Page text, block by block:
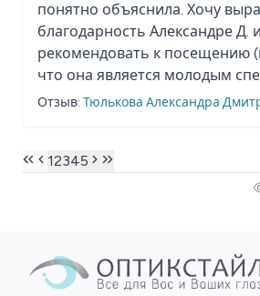
понятно объяснила. Хочу
благодарность Александре Д.
рекомендовать к посещению
что она является молодым
Отзыв: Тюлькова Александра
12345